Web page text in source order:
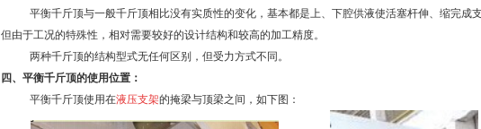
平衡千斤顶与一般千斤顶相比没有实质性的变化，基本都是上、下腔供液使活塞杆伸、缩完成
但由于工况的特殊性，相对需要较好的设计结构和较高的加工精度。
两种千斤顶的结构型式无任何区别，但受力方式不同。
四、平衡千斤顶的使用位置：
平衡千斤顶使用在液压支架的掩梁与顶梁之间，如下图：